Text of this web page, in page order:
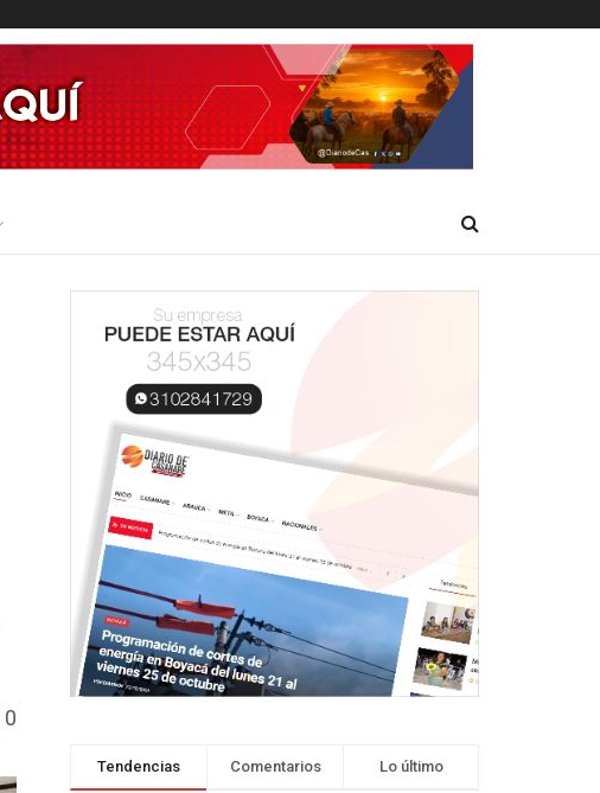
0
Tendencias Comentarios Lo último